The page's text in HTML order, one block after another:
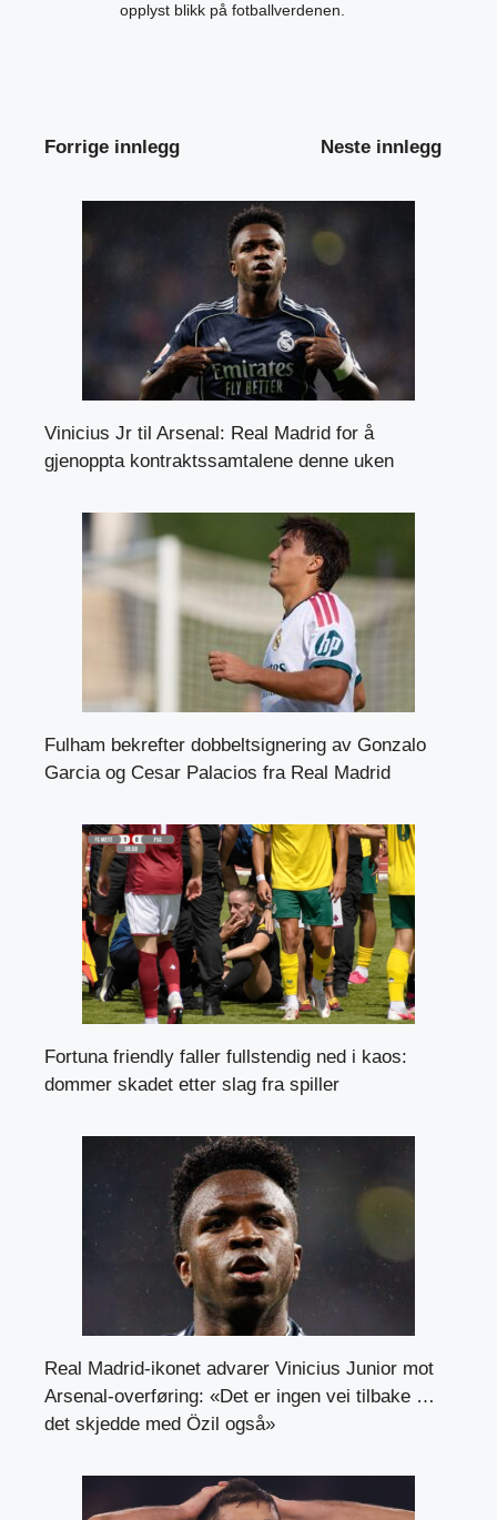
opplyst blikk på fotballverdenen.
Forrige innlegg Neste innlegg
Vinicius Jr til Arsenal: Real Madrid for å
gjenoppta kontraktssamtalene denne uken
Fulham bekrefter dobbeltsignering av Gonzalo
Garcia og Cesar Palacios fra Real Madrid
Fortuna friendly faller fullstendig ned i kaos:
dommer skadet etter slag fra spiller
Real Madrid-ikonet advarer Vinicius Junior mot
Arsenal-overføring: «Det er ingen vei tilbake …
det skjedde med Özil også»